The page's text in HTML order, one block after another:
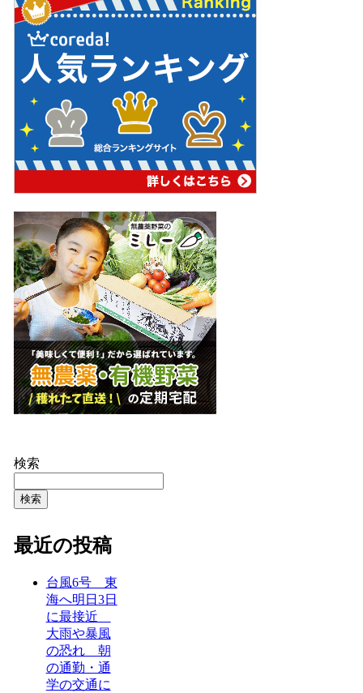
検索
検索
最近の投稿
台風6号 東
海へ明日3日
に最接近
大雨や暴風
の恐れ 朝
の通勤・通
学の交通に